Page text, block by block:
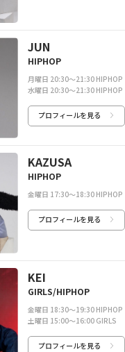
JUN
HIPHOP
月曜日 20:30〜21:30 HIPHOP
水曜日 20:30〜21:30 HIPHOP
プロフィールを見る
KAZUSA
HIPHOP
金曜日 17:30〜18:30 HIPHOP
プロフィールを見る
KEI
GIRLS/HIPHOP
金曜日 18:30〜19:30 HIPHOP
土曜日 15:00〜16:00 GIRLS
プロフィールを見る